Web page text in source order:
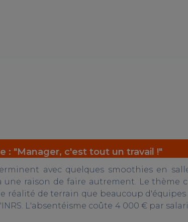
: "Manager, c'est tout un travail !"
avec quelques smoothies en
raison de faire autrement. Le thème
réalité de terrain que beaucoup
L'absentéisme coûte 4 000 € par